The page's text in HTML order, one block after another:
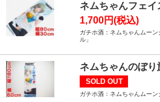
ネムちゃんフェイ
1,700円(税込)
ガチホ酒：ネムちゃんムー
ル」
ネムちゃんのぼり
SOLD OUT
ガチホ酒：ネムちゃんムーン